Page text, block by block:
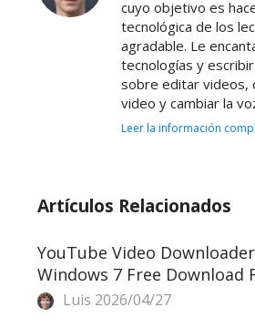
cuyo objetivo es
tecnológica de los
agradable. Le
tecnologías y
sobre editar videos,
video y cambiar la
Leer la información
Artículos Relacionados
YouTube Video
Windows 7 Free Download
Luis 2026/04/27